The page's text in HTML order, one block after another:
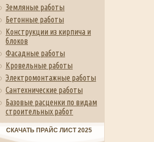
Земляные работы
Бетонные работы
Конструкции из кирпича и
блоков
Фасадные работы
Кровельные работы
Электромонтажные работы
Сантехнические работы
Базовые расценки по видам
строительных работ
СКАЧАТЬ ПРАЙС ЛИСТ 2025